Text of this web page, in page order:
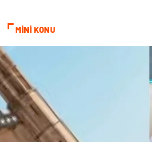
MİNİ KONU